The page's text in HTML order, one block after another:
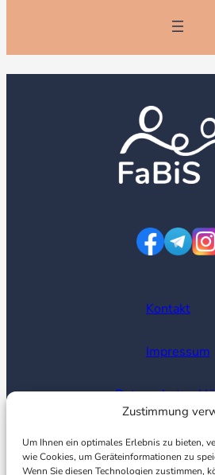
Zustimmung
Um Ihnen ein optimales Erlebnis zu bieten,
wie Cookies, um Geräteinformationen zu
Wenn Sie diesen Technologien zustimmen,
Kontakt
Impressum
Cookie